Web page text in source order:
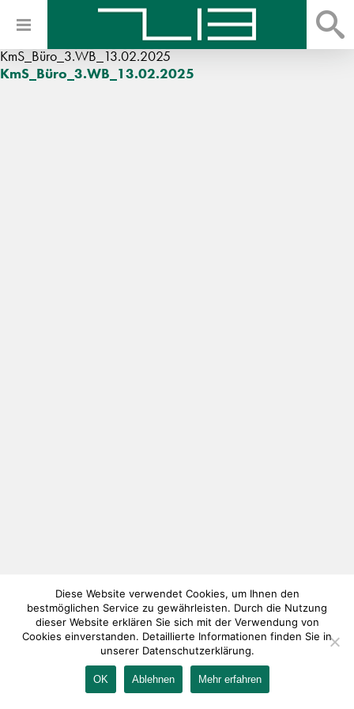
KmS_Büro_3.WB_13.02.2025
KmS_Büro_3.WB_13.02.2025
IMPRESSUM KONTAKT AGB DATENSCHUTZ
Diese Website verwendet Cookies, um Ihnen den
bestmöglichen Service zu gewährleisten. Durch die Nutzung
dieser Website erklären Sie sich mit der Verwendung von
Cookies einverstanden. Detaillierte Informationen finden Sie in
unserer Datenschutzerklärung.
OK Ablehnen Mehr erfahren